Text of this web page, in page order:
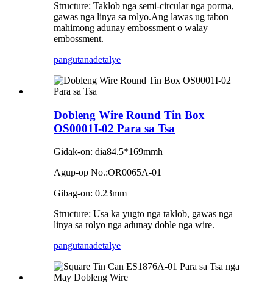
Structure: Taklob nga semi-circular nga porma,
gawas nga linya sa rolyo.Ang lawas ug tabon
mahimong adunay embossment o walay
embossment.
pangutanadetalye
Dobleng Wire Round Tin Box
OS0001I-02 Para sa Tsa
Gidak-on: dia84.5*169mmh
Agup-op No.:OR0065A-01
Gibag-on: 0.23mm
Structure: Usa ka yugto nga taklob, gawas nga
linya sa rolyo nga adunay doble nga wire.
pangutanadetalye